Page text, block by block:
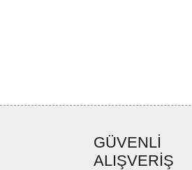
GÜVENLİ
ALIŞVERİŞ